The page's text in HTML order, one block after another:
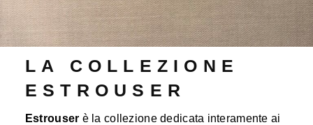
LA COLLEZIONE
ESTROUSER
Estrouser è la collezione dedicata interamente ai